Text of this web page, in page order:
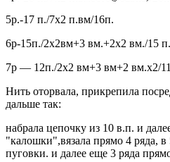
5р.-17 п./7х2 п.вм/16п.
6р-15п./2х2вм+3 вм.+2х2 вм./15 п.
7р — 12п./2х2 вм+3 вм+2 вм.х2/
Нить оторвала, прикрепила
дальше так:
набрала цепочку из 10 в.п. и
"калошки",вязала прямо 4 ряда, в
пуговки. и далее еще 3 ряда